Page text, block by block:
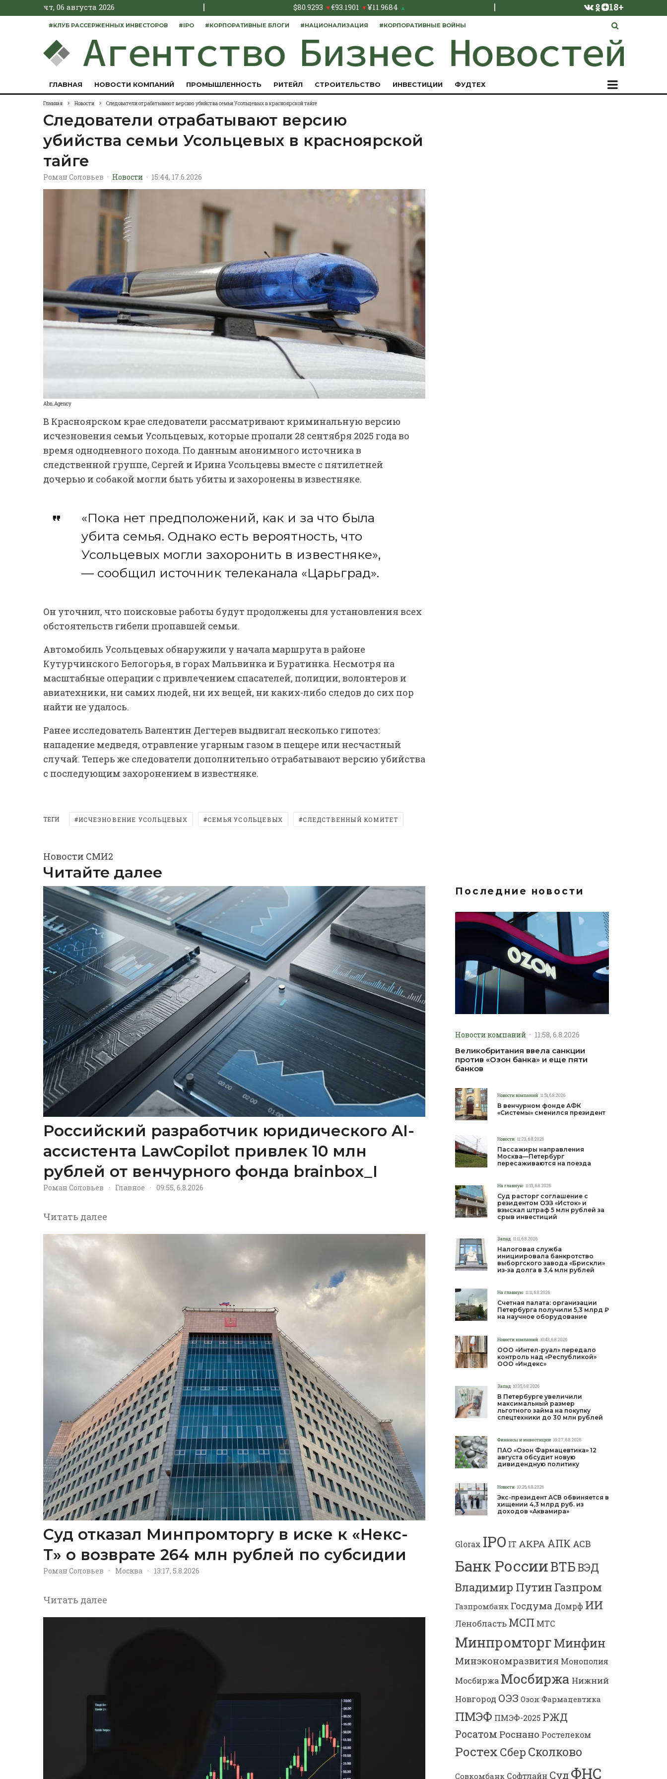
чт, 06 августа 2026 | $80.9293 ▼€93.1901 ▼¥11.9684 ▲ | 18+
#КЛУБ РАССЕРЖЕННЫХ ИНВЕСТОРОВ #IPO #КОРПОРАТИВНЫЕ БЛОГИ #НАЦИОНАЛИЗАЦИЯ #КОРПОРАТИВНЫЕ ВОЙНЫ
ГЛАВНАЯ НОВОСТИ КОМПАНИЙ ПРОМЫШЛЕННОСТЬ РИТЕЙЛ СТРОИТЕЛЬСТВО ИНВЕСТИЦИИ ФУДТЕХ
Главная Новости Следователи отрабатывают версию убийства семьи Усольцевых в красноярской тайге
Следователи отрабатывают версию
убийства семьи Усольцевых в красноярской
тайге
Роман Соловьев · Новости · 15:44, 17.6.2026
Abn.Agency
В Красноярском крае следователи рассматривают криминальную версию
исчезновения семьи Усольцевых, которые пропали 28 сентября 2025 года во
время однодневного похода. По данным анонимного источника в
следственной группе, Сергей и Ирина Усольцевы вместе с пятилетней
дочерью и собакой могли быть убиты и захоронены в известняке.
«Пока нет предположений, как и за что была
убита семья. Однако есть вероятность, что
Усольцевых могли захоронить в известняке»,
— сообщил источник телеканала «Царьград».
Он уточнил, что поисковые работы будут продолжены для установления всех
обстоятельств гибели пропавшей семьи.
Автомобиль Усольцевых обнаружили у начала маршрута в районе
Кутурчинского Белогорья, в горах Мальвинка и Буратинка. Несмотря на
масштабные операции с привлечением спасателей, полиции, волонтеров и
авиатехники, ни самих людей, ни их вещей, ни каких-либо следов до сих пор
найти не удалось.
Ранее исследователь Валентин Дегтерев выдвигал несколько гипотез:
нападение медведя, отравление угарным газом в пещере или несчастный
случай. Теперь же следователи дополнительно отрабатывают версию убийства
с последующим захоронением в известняке.
ТЕГИ ИСЧЕЗНОВЕНИЕ УСОЛЬЦЕВЫХ СЕМЬЯ УСОЛЬЦЕВЫХ СЛЕДСТВЕННЫЙ КОМИТЕТ
Новости СМИ2
Читайте далее
Российский разработчик юридического AI-
ассистента LawCopilot привлек 10 млн
рублей от венчурного фонда brainbox_I
Роман Соловьев · Главное · 09:55, 6.8.2026
Читать далее
Суд отказал Минпромторгу в иске к «Некс-
Т» о возврате 264 млн рублей по субсидии
Роман Соловьев · Москва · 13:17, 5.8.2026
Читать далее
Последние новости
Новости компаний · 11:58, 6.8.2026
Великобритания ввела санкции
против «Озон банка» и еще пяти
банков
Новости компаний 11:51, 6.8.2026
В венчурном фонде АФК
«Системы» сменился президент
Новости 11:23, 6.8.2026
Пассажиры направления
Москва—Петербург
пересаживаются на поезда
На главную 11:13, 6.8.2026
Суд расторг соглашение с
резидентом ОЭЗ «Исток» и
взыскал штраф 5 млн рублей за
срыв инвестиций
Запад 11:11, 6.8.2026
Налоговая служба
инициировала банкротство
выборгского завода «Брискли»
из-за долга в 3,4 млн рублей
На главную 11:11, 6.8.2026
Счетная палата: организации
Петербурга получили 5,3 млрд ₽
на научное оборудование
Новости компаний 10:43, 6.8.2026
ООО «Интел-руал» передало
контроль над «Республикой»
ООО «Индекс»
Запад 10:35, 6.8.2026
В Петербурге увеличили
максимальный размер
льготного займа на покупку
спецтехники до 30 млн рублей
Финансы и инвестиции 10:27, 6.8.2026
ПАО «Озон Фармацевтика» 12
августа обсудит новую
дивидендную политику
Новости 10:26, 6.8.2026
Экс-президент АСВ обвиняется в
хищении 4,3 млрд руб. из
доходов «Аквамира»
Glorax IPO IT АКРА АПК АСВ
Банк РоссииВТБВЭД
Владимир Путин Газпром
Газпромбанк Госдума Домрф ИИ
Ленобласть МСП МТС
МинпромторгМинфин
Минэкономразвития Монополия
Мосбиржа Мосбиржа Нижний
Новгород ОЭЗ Озон Фармацевтика
ПМЭФ ПМЭФ-2025 РЖД
Росатом Роснано Ростелеком
Ростех Сбер Сколково
Совкомбанк Софтлайн Суд ФНС